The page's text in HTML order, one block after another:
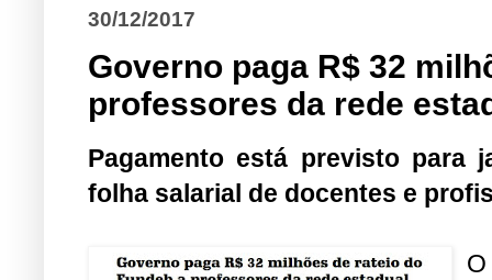
30/12/2017
Governo paga R$ 32
professores da rede
Pagamento está previsto para
folha salarial de docentes e